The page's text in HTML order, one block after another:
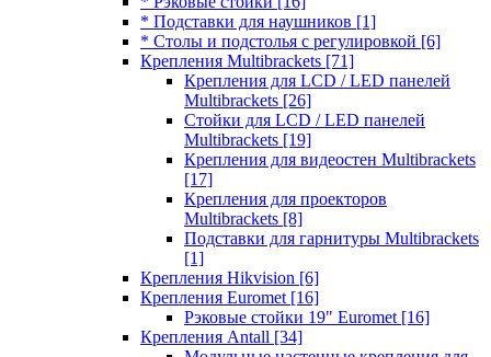
* Подставки для наушников [1]
* Столы и подстолья с регулировкой [6]
Крепления Multibrackets [71]
Крепления для LCD / LED панелей
Multibrackets [26]
Стойки для LCD / LED панелей
Multibrackets [19]
Крепления для видеостен Multibrackets
[17]
Крепления для проекторов
Multibrackets [8]
Подставки для гарнитуры Multibrackets
[1]
Крепления Hikvision [6]
Крепления Euromet [16]
Рэковые стойки 19" Euromet [16]
Крепления Antall [34]